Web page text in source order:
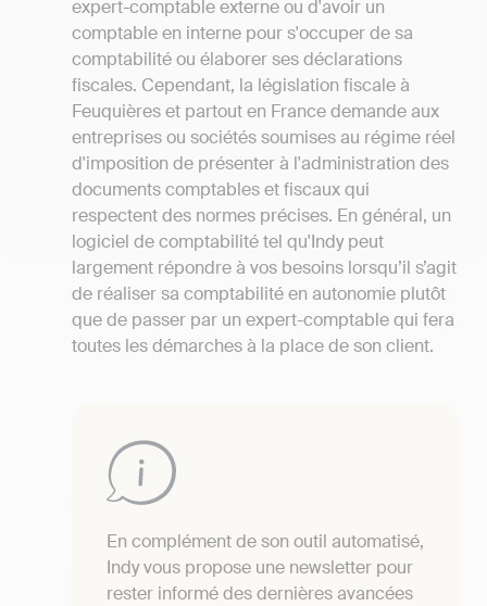
expert-comptable externe ou d'avoir un
comptable en interne pour s'occuper de sa
comptabilité ou élaborer ses déclarations
fiscales. Cependant, la législation fiscale à
Feuquières et partout en France demande aux
entreprises ou sociétés soumises au régime réel
d'imposition de présenter à l'administration des
documents comptables et fiscaux qui
respectent des normes précises. En général, un
logiciel de comptabilité tel qu'Indy peut
largement répondre à vos besoins lorsqu’il s’agit
de réaliser sa comptabilité en autonomie plutôt
que de passer par un expert-comptable qui fera
toutes les démarches à la place de son client.
En complément de son outil automatisé,
Indy vous propose une newsletter pour
rester informé des dernières avancées